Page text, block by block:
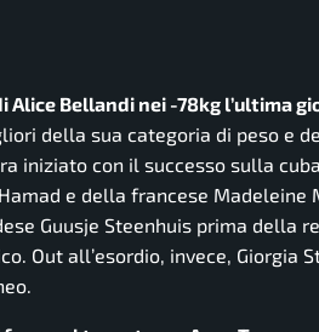
Alice Bellandi nei -78kg l’ultima
della sua categoria di peso e
iniziato con il successo sulla
e della francese Madeleine
Guusje Steenhuis prima della
Out all’esordio, invece,